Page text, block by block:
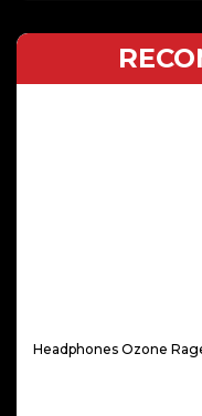
Headphones Ozone